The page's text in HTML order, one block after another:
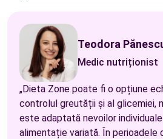
Teodora
Medic nutriționist
„Dieta Zone poate fi o opțiune
controlul greutății și al glicemiei,
este adaptată nevoilor
alimentație variată. În perioadele